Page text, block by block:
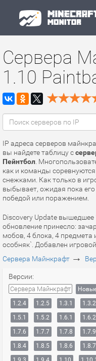
Сервера
1.10
IP адреса серверов
вы найдете таблицу с
Пейнтбол .
как и команды
снежками. Как только в
выбывает, ожидая пока
победой или поражением.
Discovery Update вышедшее
обновление принесло:
мобов, 4 блока, 4 предмета
особняк`. Добавлен
Сервера Майнкрафт →
Версии:
Сервера Майнкрафт
1.2.4
1.2.5 1.3.1 1.3.2
1.5.1
1.5.2 1.6.1 1.6.2
1.7.6
1.7.7 1.7.8 1.7.9
1.8.4
1.8.5 1.8.6 1.8.7